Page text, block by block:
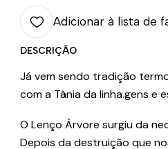
Adicionar à lista de
DESCRIÇÃO
Já vem sendo tradição
com a Tânia dalinha.gens e
O Lenço Àrvore surgiu da
Depois da destruição que